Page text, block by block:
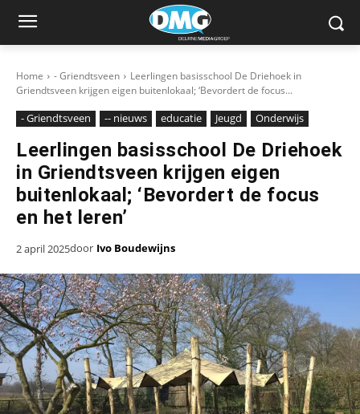
Home - Griendtsveen
Leerlingen basisschool De Driehoek in
Griendtsveen krijgen eigen buitenlokaal; ‘Bevordert de focus...
- Griendtsveen -- nieuws educatie Jeugd Onderwijs
Leerlingen basisschool De Driehoek
in Griendtsveen krijgen eigen
buitenlokaal; ‘Bevordert de focus
en het leren’
2 april 2025door Ivo Boudewijns